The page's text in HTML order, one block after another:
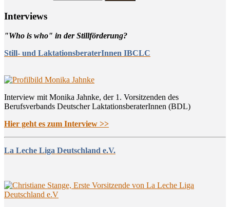
Inter­views
"Who is who" in der Stillförderung?
Still- und LaktationsberaterInnen IBCLC
Interview mit Monika Jahnke, der 1. Vorsitzenden des
Berufsverbands Deutscher LaktationsberaterInnen (BDL)
Hier geht es zum Interview >>
La Leche Liga Deutschland e.V.